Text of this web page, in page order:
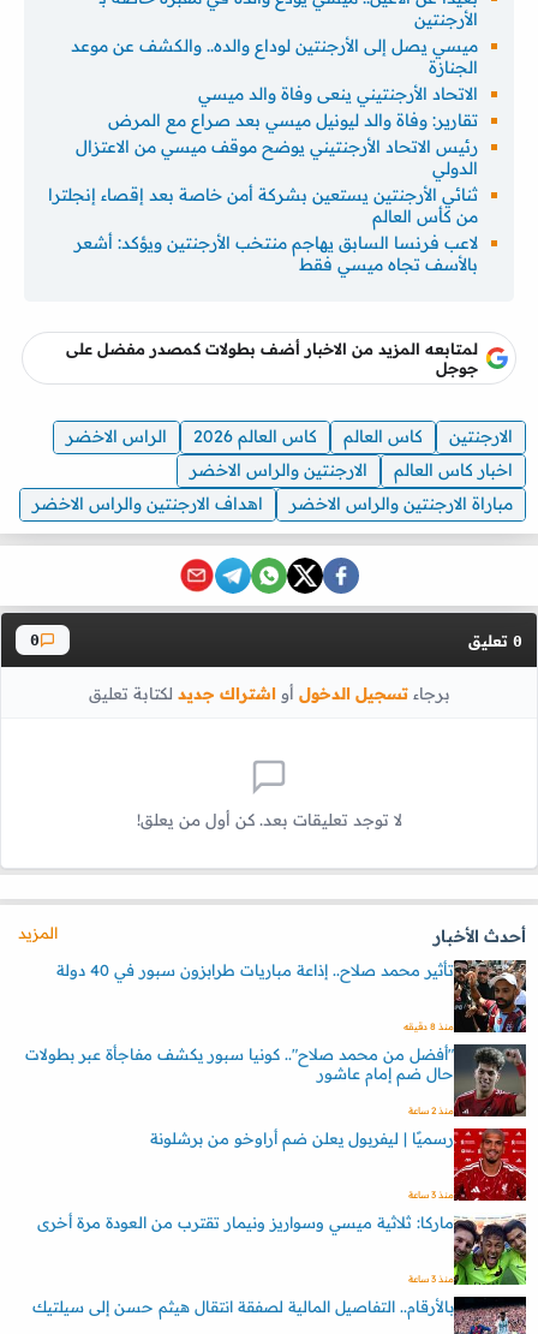
الأرجنتين
ميسي يصل إلى الأرجنتين لوداع والده.. والكشف عن موعد
الجنازة
الاتحاد الأرجنتيني ينعى وفاة والد ميسي
تقارير: وفاة والد ليونيل ميسي بعد صراع مع المرض
رئيس الاتحاد الأرجنتيني يوضح موقف ميسي من الاعتزال
الدولي
ثنائي الأرجنتين يستعين بشركة أمن خاصة بعد إقصاء إنجلترا
من كأس العالم
لاعب فرنسا السابق يهاجم منتخب الأرجنتين ويؤكد: أشعر
بالأسف تجاه ميسي فقط
لمتابعه المزيد من الاخبار أضف بطولات كمصدر مفضل على
جوجل
الارجنتين كاس العالم كاس العالم 2026
الراس الاخضر
اخبار كاس العالم
الارجنتين والراس الاخضر
مباراة الارجنتين والراس الاخضر
اهداف الارجنتين والراس الاخضر
0 تعليق 0
برجاءتسجيل الدخول أواشتراك جديد لكتابة تعليق
لا توجد تعليقات بعد. كن أول من يعلق!
أحدث الأخبار
المزيد
تأثير محمد صلاح.. إذاعة مباريات طرابزون سبور في 40 دولة
منذ 8 دقيقه
"أفضل من محمد صلاح".. كونيا سبور يكشف مفاجأة عبر بطولات
حال ضم إمام عاشور
منذ 2 ساعة
رسميًا | ليفربول يعلن ضم أراوخو من برشلونة
منذ 3 ساعة
ماركا: ثلاثية ميسي وسواريز ونيمار تقترب من العودة مرة أخرى
منذ 3 ساعة
بالأرقام.. التفاصيل المالية لصفقة انتقال هيثم حسن إلى سيلتيك